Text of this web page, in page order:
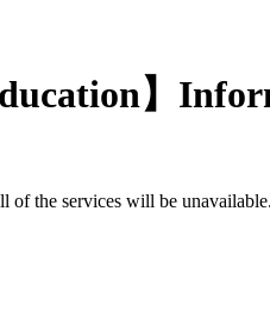
】
the services will be